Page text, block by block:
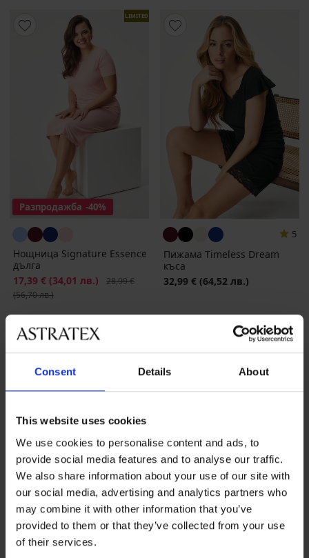
Consent Details About
This website uses cookies
We use cookies to personalise content and ads, to
provide social media features and to analyse our traffic.
We also share information about your use of our site with
our social media, advertising and analytics partners who
may combine it with other information that you’ve
provided to them or that they’ve collected from your use
of their services.
LIMITED
Разпродажба -40%
Нощница Signature Essence
дълга
Намаление
17,39 € (34,01 лв.) Първоначална цена
28,99 €
(56,70 лв.)
5
Пижама Timeless Dream
къса
32,99 € (64,52 лв.)
-30%